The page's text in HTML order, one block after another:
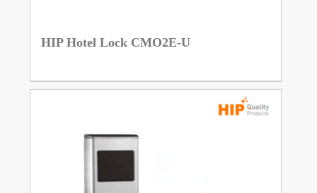
HIP Hotel Lock CMO2E-U